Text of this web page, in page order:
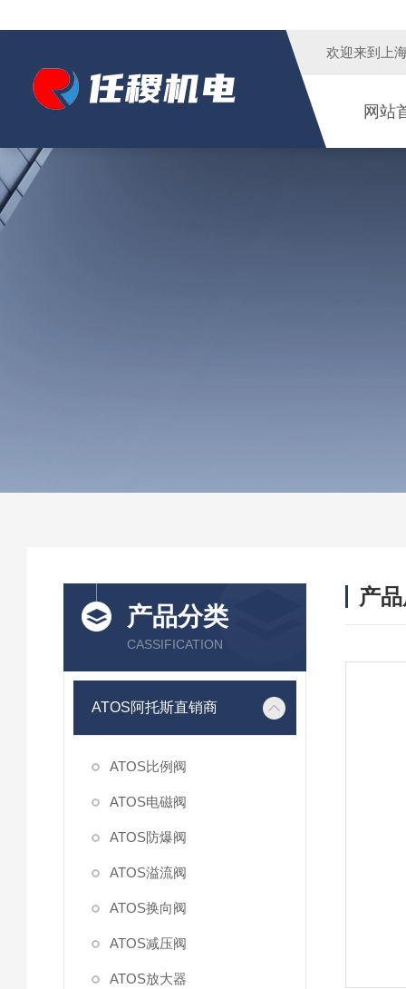
欢迎来到 上
网站
产品分类
CASSIFICATION
ATOS阿托斯直销商
ATOS比例阀
ATOS电磁阀
ATOS防爆阀
ATOS溢流阀
ATOS换向阀
ATOS减压阀
ATOS放大器
产